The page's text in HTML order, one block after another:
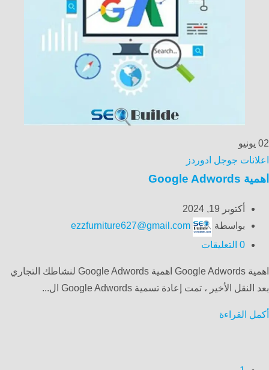
02 يونيو
اعلانات جوجل ادوردز
اهمية Google Adwords
أكتوبر 19, 2024
بواسطة
ezzfurniture627@gmail.com
0 التعليقات
اهمية Google Adwords اهمية Google Adwords لنشاطك التجاري
بعد النقل الأخير ، تمت إعادة تسمية Google Adwords ال...
أكمل القراءة